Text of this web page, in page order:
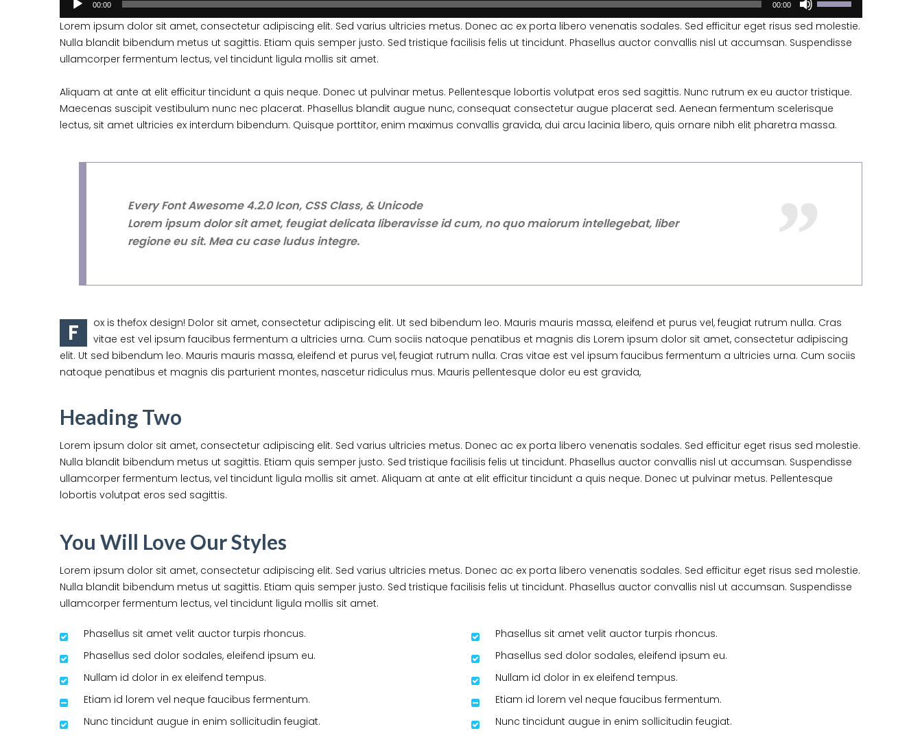
00:00 00:00
Lorem ipsum dolor sit amet, consectetur adipiscing elit. Sed varius ultricies metus. Donec ac ex porta libero venenatis sodales. Sed efficitur eget risus sed molestie.
Nulla blandit bibendum metus ut sagittis. Etiam quis semper justo. Sed tristique facilisis felis ut tincidunt. Phasellus auctor convallis nisl ut accumsan. Suspendisse
ullamcorper fermentum lectus, vel tincidunt ligula mollis sit amet.
Aliquam at ante at elit efficitur tincidunt a quis neque. Donec ut pulvinar metus. Pellentesque lobortis volutpat eros sed sagittis. Nunc rutrum ex eu auctor tristique.
Maecenas suscipit vestibulum nunc nec placerat. Phasellus blandit augue nunc, consequat consectetur augue placerat sed. Aenean fermentum scelerisque
lectus, sit amet ultricies ex interdum bibendum. Quisque porttitor, enim maximus convallis gravida, dui arcu lacinia libero, quis ornare nibh elit pharetra massa.
Every Font Awesome 4.2.0 Icon, CSS Class, & Unicode
Lorem ipsum dolor sit amet, feugiat delicata liberavisse id cum, no quo maiorum intellegebat, liber
regione eu sit. Mea cu case ludus integre.
F
ox is thefox design! Dolor sit amet, consectetur adipiscing elit. Ut sed bibendum leo. Mauris mauris massa, eleifend et purus vel, feugiat rutrum nulla. Cras
vitae est vel ipsum faucibus fermentum a ultricies urna. Cum sociis natoque penatibus et magnis dis Lorem ipsum dolor sit amet, consectetur adipiscing
elit. Ut sed bibendum leo. Mauris mauris massa, eleifend et purus vel, feugiat rutrum nulla. Cras vitae est vel ipsum faucibus fermentum a ultricies urna. Cum sociis
natoque penatibus et magnis dis parturient montes, nascetur ridiculus mus. Mauris pellentesque dolor eu est gravida,
Heading Two
Lorem ipsum dolor sit amet, consectetur adipiscing elit. Sed varius ultricies metus. Donec ac ex porta libero venenatis sodales. Sed efficitur eget risus sed molestie.
Nulla blandit bibendum metus ut sagittis. Etiam quis semper justo. Sed tristique facilisis felis ut tincidunt. Phasellus auctor convallis nisl ut accumsan. Suspendisse
ullamcorper fermentum lectus, vel tincidunt ligula mollis sit amet. Aliquam at ante at elit efficitur tincidunt a quis neque. Donec ut pulvinar metus. Pellentesque
lobortis volutpat eros sed sagittis.
You Will Love Our Styles
Lorem ipsum dolor sit amet, consectetur adipiscing elit. Sed varius ultricies metus. Donec ac ex porta libero venenatis sodales. Sed efficitur eget risus sed molestie.
Nulla blandit bibendum metus ut sagittis. Etiam quis semper justo. Sed tristique facilisis felis ut tincidunt. Phasellus auctor convallis nisl ut accumsan. Suspendisse
ullamcorper fermentum lectus, vel tincidunt ligula mollis sit amet.
Phasellus sit amet velit auctor turpis rhoncus.
Phasellus sed dolor sodales, eleifend ipsum eu.
Nullam id dolor in ex eleifend tempus.
Etiam id lorem vel neque faucibus fermentum.
Nunc tincidunt augue in enim sollicitudin feugiat.
Phasellus sit amet velit auctor turpis rhoncus.
Phasellus sed dolor sodales, eleifend ipsum eu.
Nullam id dolor in ex eleifend tempus.
Etiam id lorem vel neque faucibus fermentum.
Nunc tincidunt augue in enim sollicitudin feugiat.